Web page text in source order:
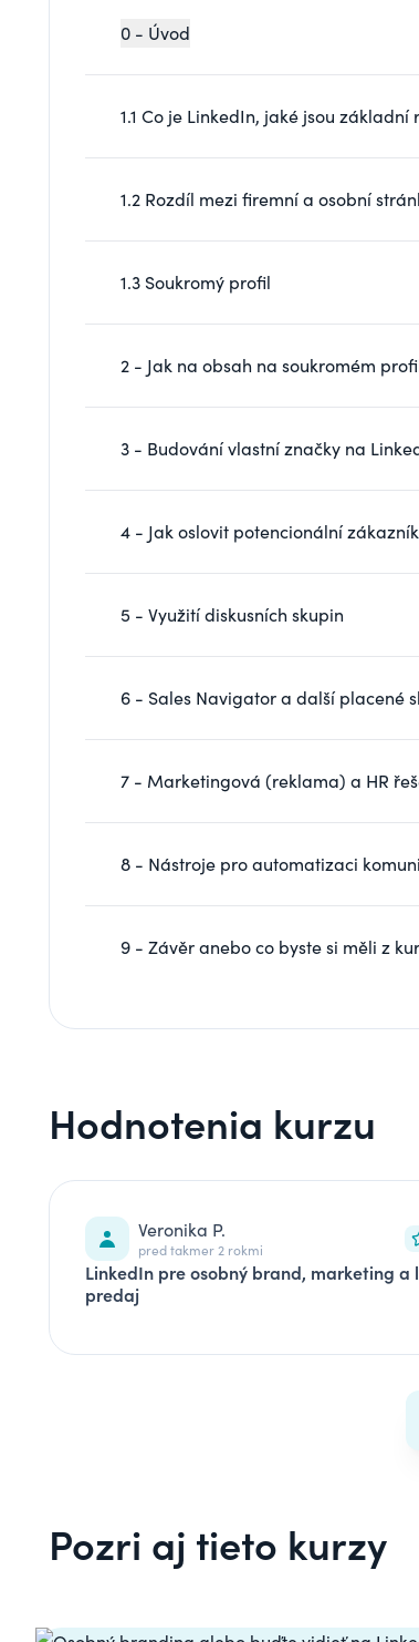
0 - Úvod
1.1 Co je LinkedIn, jaké jsou
1.2 Rozdíl mezi firemní a osobní
1.3 Soukromý profil
2 - Jak na obsah na soukromém
3 - Budování vlastní značky na
4 - Jak oslovit potencionální
5 - Využití diskusních skupin
6 - Sales Navigator a další placené
7 - Marketingová (reklama) a HR
8 - Nástroje pro automatizaci
9 - Závěr anebo co byste si měli z
Hodnotenia kurzu
Veronika P.
pred takmer 2 rokmi
LinkedIn pre osobný brand, marketing a
predaj
Pozri aj tieto kurzy
Carousel